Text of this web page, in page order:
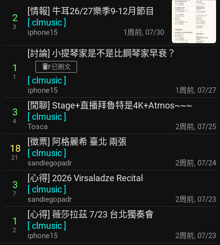
2
3
[情報] 牛耳26/27樂季9-12月節目
[clmusic]
iphone15 1周前, 07/30
1
1
[討論] 小提琴家是不是比鋼琴家早衰？
已刪文
[clmusic]
iphone15 1周前, 07/27
3
4
[閒聊] Stage+直播拜魯特是4K+Atmos~~~
[clmusic]
Tosca 2周前, 07/25
18
21
[徵票] 阿格麗希 臺北 兩張
[clmusic]
sandiegopadr 2周前, 07/24
3
7
[心得] 2026 Virsaladze Recital
[clmusic]
sandiegopadr 2周前, 07/23
1
2
[心得] 薇莎拉茲 7/23 台北獨奏會
[clmusic]
iphone15 2周前, 07/23